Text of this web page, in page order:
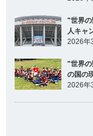
"世界の
人キャ
2026年
"世界の
の国の
2026年